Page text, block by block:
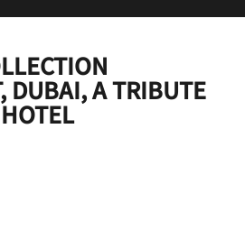
DUBAI, A TRIBUTE